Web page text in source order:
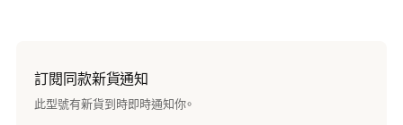
訂閱同款新貨通知
此型號有新貨到時即時通知你。